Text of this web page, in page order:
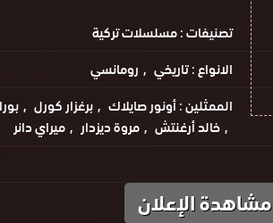
تصنيفات :مسلسلات تركية
الانواع :تاريخي
رومانسي
الممثلين :أونور صايلاك برغزار كورل
خالد أرغنتش
مروة ديزدار
ميراي دانر
مشاهدة الإعلان